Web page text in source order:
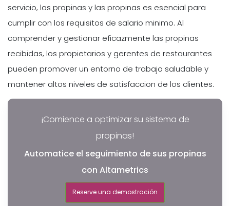
servicio, las propinas y las propinas es esencial para
cumplir con los requisitos de salario minimo. Al
comprender y gestionar eficazmente las propinas
recibidas, los propietarios y gerentes de restaurantes
pueden promover un entorno de trabajo saludable y
mantener altos niveles de satisfaccion de los clientes.
¡Comience a optimizar su sistema de
propinas!
Automatice el seguimiento de sus propinas
con Altametrics
Reserve una demostración